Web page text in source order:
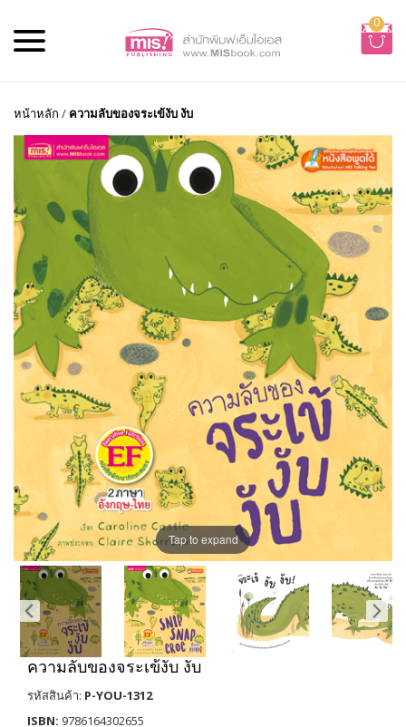
0
หน้าหลัก / ความลับของจระเข้งับ งับ
Tap to expand
ความลับของจระเข้งับ งับ
รหัสสินค้า: P-YOU-1312
ISBN: 9786164302655